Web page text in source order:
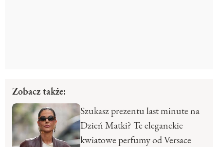
Zobacz także:
Szukasz prezentu last minute na
Dzień Matki? Te eleganckie
kwiatowe perfumy od Versace